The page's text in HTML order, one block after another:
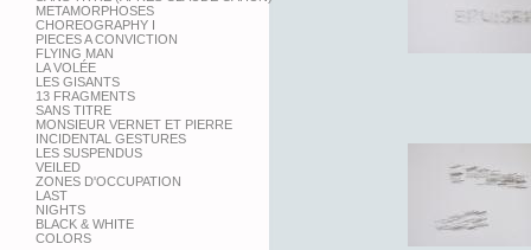
METAMORPHOSES
CHOREOGRAPHY I
PIECES A CONVICTION
FLYING MAN
LA VOLÉE
LES GISANTS
13 FRAGMENTS
SANS TITRE
MONSIEUR VERNET ET PIERRE
INCIDENTAL GESTURES
LES SUSPENDUS
VEILED
ZONES D'OCCUPATION
LAST
NIGHTS
BLACK & WHITE
COLORS